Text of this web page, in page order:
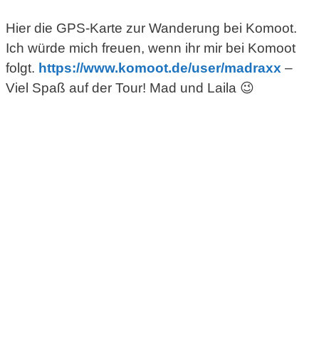
Hier die GPS-Karte zur Wanderung bei Komoot.
Ich würde mich freuen, wenn ihr mir bei Komoot
folgt. https://www.komoot.de/user/madraxx –
Viel Spaß auf der Tour! Mad und Laila 😉